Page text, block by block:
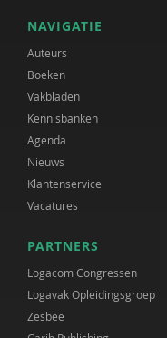
NAVIGATIE
Auteurs
Boeken
Vakbladen
Kennisbanken
Agenda
Nieuws
Klantenservice
Vacatures
PARTNERS
Logacom Congressen
Logavak Opleidingsgroep
Zesbee